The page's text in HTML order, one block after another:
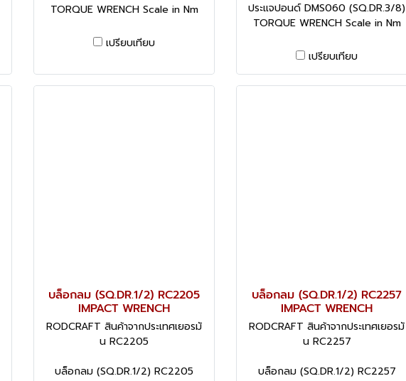
TORQUE WRENCH Scale in Nm
เปรียบเทียบ
ประแจปอนด์ DMS060 (SQ.DR.3/8)
TORQUE WRENCH Scale in Nm
เปรียบเทียบ
บล็อกลม (SQ.DR.1/2) RC2205
IMPACT WRENCH
RODCRAFT สินค้าจากประเทศเยอรมั
น RC2205
บล็อกลม (SQ.DR.1/2) RC2205
บล็อกลม (SQ.DR.1/2) RC2257
IMPACT WRENCH
RODCRAFT สินค้าจากประเทศเยอรมั
น RC2257
บล็อกลม (SQ.DR.1/2) RC2257